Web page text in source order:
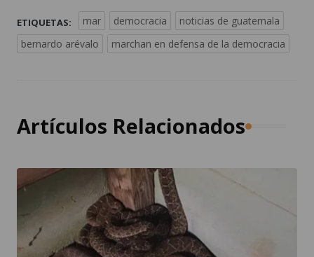
ETIQUETAS: mar democracia
noticias de guatemala
bernardo arévalo
marchan en defensa de la democracia
Artículos Relacionados